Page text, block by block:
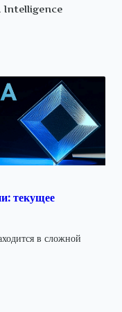
Intelligence
текущее
в сложной